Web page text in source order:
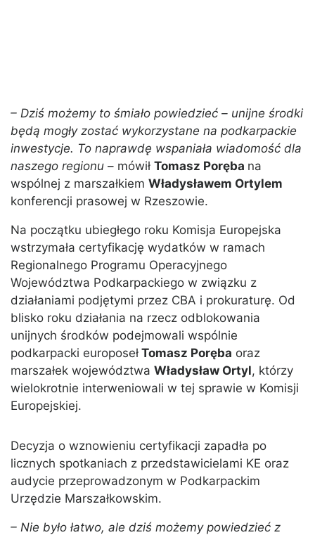
– Dziś możemy to śmiało powiedzieć – unijne środki
będą mogły zostać wykorzystane na podkarpackie
inwestycje. To naprawdę wspaniała wiadomość dla
naszego regionu – mówił Tomasz Poręba na
wspólnej z marszałkiem Władysławem Ortylem
konferencji prasowej w Rzeszowie.
Na początku ubiegłego roku Komisja Europejska
wstrzymała certyfikację wydatków w ramach
Regionalnego Programu Operacyjnego
Województwa Podkarpackiego w związku z
działaniami podjętymi przez CBA i prokuraturę. Od
blisko roku działania na rzecz odblokowania
unijnych środków podejmowali wspólnie
podkarpacki europoseł Tomasz Poręba oraz
marszałek województwa Władysław Ortyl, którzy
wielokrotnie interweniowali w tej sprawie w Komisji
Europejskiej.
Decyzja o wznowieniu certyfikacji zapadła po
licznych spotkaniach z przedstawicielami KE oraz
audycie przeprowadzonym w Podkarpackim
Urzędzie Marszałkowskim.
– Nie było łatwo, ale dziś możemy powiedzieć z